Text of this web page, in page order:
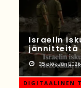
Israelin
jännitteitä
05 elokuun 2026
DIGITAALINEN